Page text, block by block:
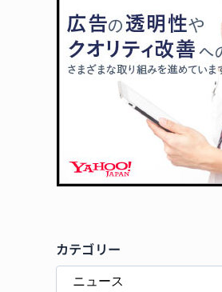
カテゴリー